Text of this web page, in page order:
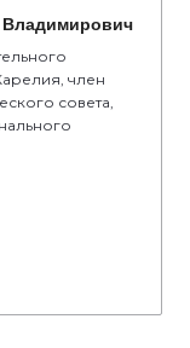
член
совета,